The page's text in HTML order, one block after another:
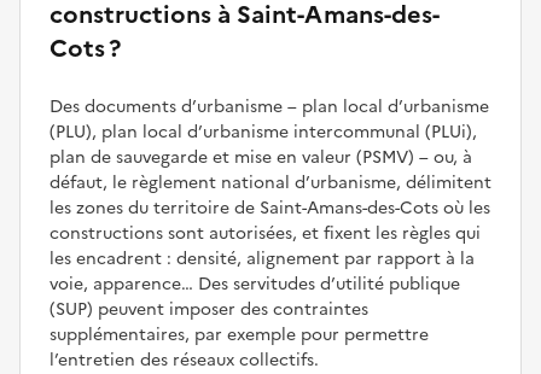
constructions à Saint-Amans-des-
Cots ?
Des documents d’urbanisme – plan local d’urbanisme
(PLU), plan local d’urbanisme intercommunal (PLUi),
plan de sauvegarde et mise en valeur (PSMV) – ou, à
défaut, le règlement national d’urbanisme, délimitent
les zones du territoire de Saint-Amans-des-Cots où les
constructions sont autorisées, et fixent les règles qui
les encadrent : densité, alignement par rapport à la
voie, apparence… Des servitudes d’utilité publique
(SUP) peuvent imposer des contraintes
supplémentaires, par exemple pour permettre
l’entretien des réseaux collectifs.